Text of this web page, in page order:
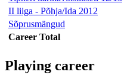
II liiga - Põhja/Ida 2012
Sõprusmängud
Career Total
Playing career